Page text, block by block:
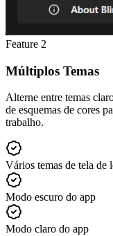
Feature 2
Múltiplos Temas
Alterne entre temas
de esquemas de cores
trabalho.
Vários temas de tela de
Modo escuro do app
Modo claro do app